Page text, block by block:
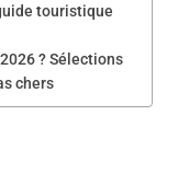
touristique
? Sélections
chers